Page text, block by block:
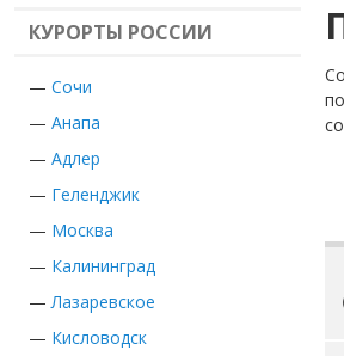
КУРОРТЫ РОССИИ
— Сочи
— Анапа
— Адлер
— Геленджик
— Москва
— Калининград
—Лазаревское
— Кисловодск